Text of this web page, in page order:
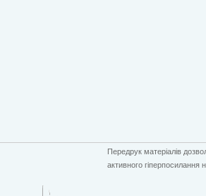
Передрук матеріалів
активного гіперпосилання